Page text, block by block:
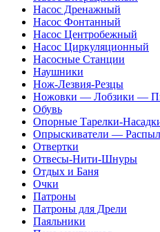
Насос Дренажный
Насос Фонтанный
Насос Центробежный
Насос Циркуляционный
Насосные Станции
Наушники
Нож-Лезвия-Резцы
Ножовки — Лобзики —
Обувь
Опорные Тарелки-
Опрыскиватели —
Отвертки
Отвесы-Нити-Шнуры
Отдых и Баня
Очки
Патроны
Патроны для Дрели
Паяльники